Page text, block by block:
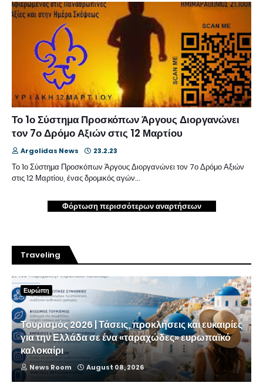
Το 1ο Σύστημα Προσκόπων Άργους Διοργανώνει
τον 7ο Δρόμο Αξιών στις 12 Μαρτίου
Argolidas News 23.2.23
Το 1ο Σύστημα Προσκόπων Άργους Διοργανώνει τον 7ο Δρόμο Αξιών
στις 12 Μαρτίου, ένας δρομικός αγών…
Φόρτωση περισσότερων αναρτήσεων
Traveling
Ευρώπη
Τουρισμός 2026 | Τάσεις, προκλήσεις και ευκαιρίες
για την Ελλάδα σε ένα «ταραχώδες» ευρωπαϊκό
καλοκαίρι
News Room August 08, 2026